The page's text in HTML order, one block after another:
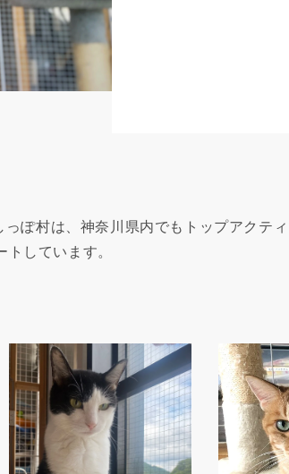
ぽ村は、神奈川県内でもトップアクテ
しています。